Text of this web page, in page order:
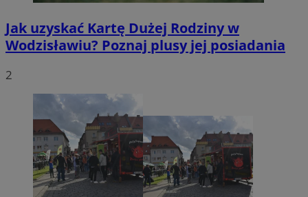
Jak uzyskać Kartę Dużej Rodziny w
Wodzisławiu? Poznaj plusy jej posiadania
2